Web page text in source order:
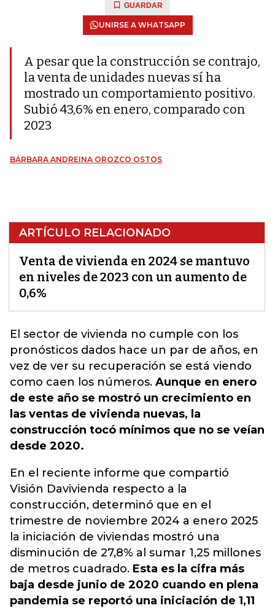
GUARDAR
UNIRSE A WHATSAPP
A pesar que la construcción se contrajo,
la venta de unidades nuevas sí ha
mostrado un comportamiento positivo.
Subió 43,6% en enero, comparado con
2023
BÁRBARA ANDREINA OROZCO OSTOS
ARTÍCULO RELACIONADO
Venta de vivienda en 2024 se mantuvo
en niveles de 2023 con un aumento de
0,6%
El sector de vivienda no cumple con los
pronósticos dados hace un par de años, en
vez de ver su recuperación se está viendo
como caen los números. Aunque en enero
de este año se mostró un crecimiento en
las ventas de vivienda nuevas, la
construcción tocó mínimos que no se veían
desde 2020.
En el reciente informe que compartió
Visión Davivienda respecto a la
construcción, determinó que en el
trimestre de noviembre 2024 a enero 2025
la iniciación de viviendas mostró una
disminución de 27,8% al sumar 1,25 millones
de metros cuadrado. Esta es la cifra más
baja desde junio de 2020 cuando en plena
pandemia se reportó una iniciación de 1,11